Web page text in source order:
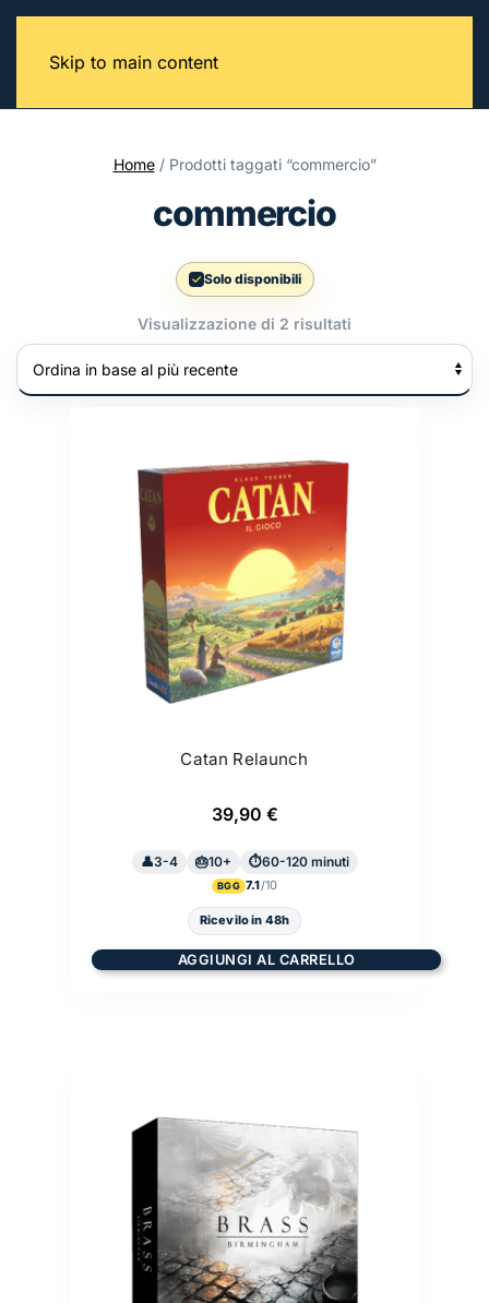
Skip to main content
Home/ Prodotti taggati “commercio”
commercio
Solo disponibili
Visualizzazione di 2 risultati
in
più
Catan Relaunch
39,90 €
3-4 10+ 60-120 minuti
BGG 7.1
Ricevilo in 48h
AGGIUNGI AL CARRELLO